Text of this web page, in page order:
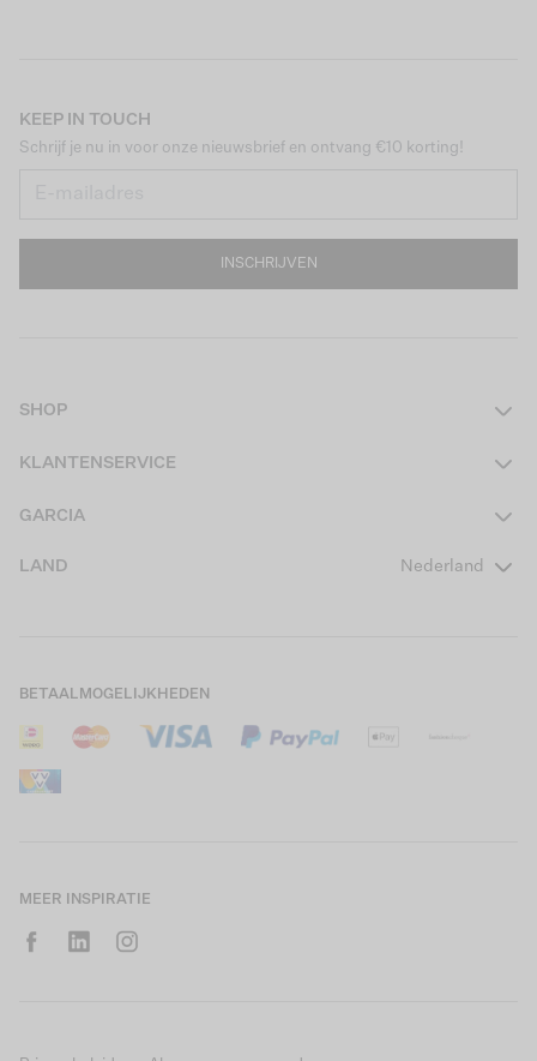
MEER INSPIRATIE
KEEP IN TOUCH
Schrijf je nu in voor onze nieuwsbrief en ontvang €10 korting!
INSCHRIJVEN
SHOP
Boys Teens
KLANTENSERVICE
GARCIA
Careers
B2B Contactinformatie
LAND Nederland
BETAALMOGELIJKHEDEN